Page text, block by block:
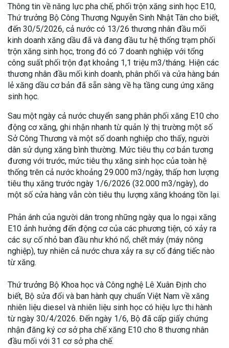
Thông tin về năng lực pha chế, phối trộn xăng sinh học E10,
Thứ trưởng Bộ Công Thương Nguyễn Sinh Nhật Tân cho biết,
đến 30/5/2026, cả nước có 13/26 thương nhân đầu mối
kinh doanh xăng dầu đã và đang đầu tư hệ thống trạm phối
trộn xăng sinh học, trong đó có 7 doanh nghiệp với tổng
công suất phối trộn đạt khoảng 1,1 triệu m3/tháng. Hiện các
thương nhân đầu mối kinh doanh, phân phối và cửa hàng bán
lẻ xăng dầu cơ bản đã sẵn sàng về hạ tầng cung ứng xăng
sinh học.
Sau một ngày cả nước chuyển sang phân phối xăng E10 cho
động cơ xăng, ghi nhận nhanh từ quản lý thị trường một số
Sở Công Thương và một số doanh nghiệp cho thấy, người
dân sử dụng xăng bình thường. Mức tiêu thụ cơ bản tương
đương với trước, mức tiêu thụ xăng sinh học của toàn hệ
thống trên cả nước khoảng 29.000 m3/ngày, thấp hơn lượng
tiêu thụ xăng trước ngày 1/6/2026 (32.000 m3/ngày), do
một số cửa hàng vẫn còn tiêu thụ lượng xăng khoáng tồn lại.
Phản ánh của người dân trong những ngày qua lo ngại xăng
E10 ảnh hưởng đến động cơ của các phương tiện, có xảy ra
các sự cố nhỏ ban đầu như khó nổ, chết máy (máy nông
nghiệp), tuy nhiên cả nước chưa xảy ra sự cố đáng tiếc nào
từ xăng.
Thứ trưởng Bộ Khoa học và Công nghệ Lê Xuân Định cho
biết, Bộ sửa đổi và ban hành quy chuẩn Việt Nam về xăng
nhiên liệu diesel và nhiên liệu sinh học có hiệu lực thi hành
từ ngày 30/4/2026. Đến ngày 1/6, Bộ đã cấp giấy chứng
nhận đăng ký cơ sở pha chế xăng E10 cho 8 thương nhân
đầu mối với 31 cơ sở pha chế.